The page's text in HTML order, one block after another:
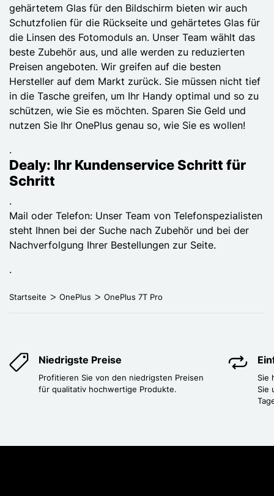
gehärtetem Glas für den Bildschirm bieten wir auch
Schutzfolien für die Rückseite und gehärtetes Glas für
die Linsen des Fotomoduls an. Unser Team wählt das
beste Zubehör aus, und alle werden zu reduzierten
Preisen angeboten. Wir greifen auf die besten
Hersteller auf dem Markt zurück. Sie müssen nicht tief
in die Tasche greifen, um Ihr Handy optimal und so zu
schützen, wie Sie es möchten. Sparen Sie Geld und
nutzen Sie Ihr OnePlus genau so, wie Sie es wollen!
.
Dealy: Ihr Kundenservice Schritt für
Schritt
.
Mail oder Telefon: Unser Team von Telefonspezialisten
steht Ihnen bei der Suche nach Zubehör und bei der
Nachverfolgung Ihrer Bestellungen zur Seite.
.
Startseite OnePlus OnePlus 7T Pro
Niedrigste Preise
Profitieren Sie von den niedrigsten Preisen
für qualitativ hochwertige Produkte.
Sie
Sie